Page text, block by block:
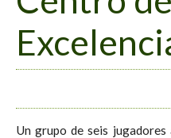
Un grupo de seis